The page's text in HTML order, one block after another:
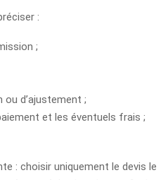
:
;
d’ajustement ;
et les éventuels frais ;
: choisir uniquement le devis le